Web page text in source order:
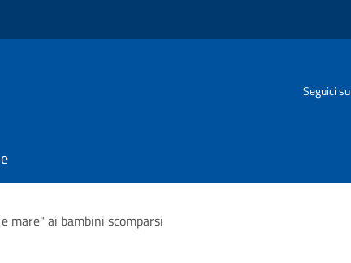
Seguici su
mare" ai bambini scomparsi